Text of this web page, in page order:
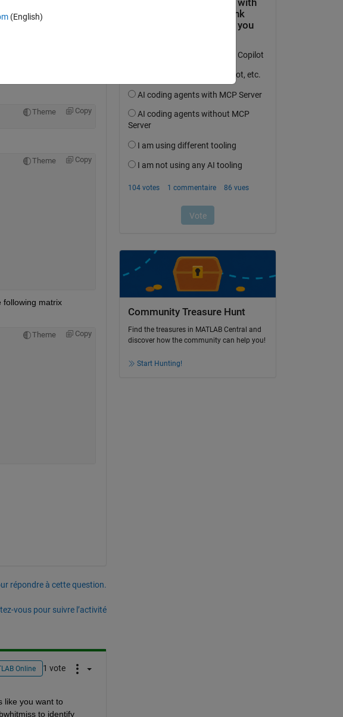
Theme Copy
Theme Copy
following matrix
Theme Copy
répondre à cette question.
vous pour suivre l’activité
Online 1 vote
like you want to
to identify
Community Treasure Hunt
Find the treasures in MATLAB Central and
discover how the community can help you!
Start Hunting!
(English)